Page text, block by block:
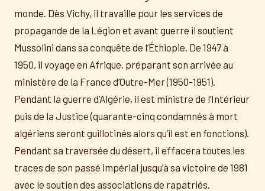
monde. Dès Vichy, il travaille pour les services de
propagande de la Légion et avant guerre il soutient
Mussolini dans sa conquête de l’Éthiopie. De 1947 à
1950, il voyage en Afrique, préparant son arrivée au
ministère de la France d’Outre-Mer (1950-1951).
Pendant la guerre d’Algérie, il est ministre de l’Intérieur
puis de la Justice (quarante-cinq condamnés à mort
algériens seront guillotinés alors qu’il est en fonctions).
Pendant sa traversée du désert, il effacera toutes les
traces de son passé impérial jusqu’à sa victoire de 1981
avec le soutien des associations de rapatriés.